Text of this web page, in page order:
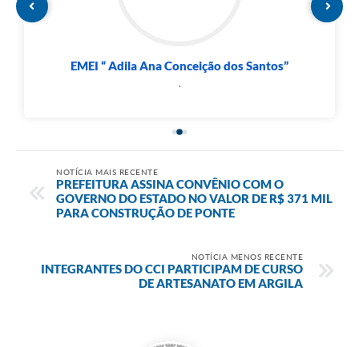
EMEI “ Adila Ana Conceição dos Santos”
.
NOTÍCIA MAIS RECENTE
PREFEITURA ASSINA CONVÊNIO COM O
GOVERNO DO ESTADO NO VALOR DE R$ 371 MIL
PARA CONSTRUÇÃO DE PONTE
NOTÍCIA MENOS RECENTE
INTEGRANTES DO CCI PARTICIPAM DE CURSO
DE ARTESANATO EM ARGILA